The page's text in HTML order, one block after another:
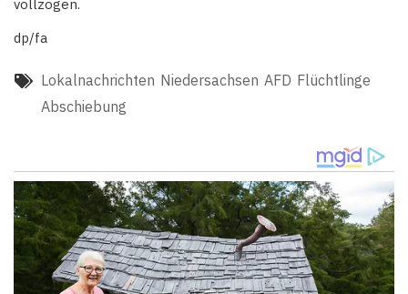
vollzogen.
dp/fa
Lokalnachrichten Niedersachsen AFD Flüchtlinge
Abschiebung